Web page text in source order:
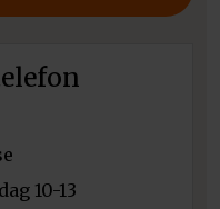
10-13